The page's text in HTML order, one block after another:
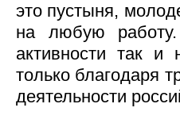
это пустыня,
на любую
активности так
только благодаря
деятельности